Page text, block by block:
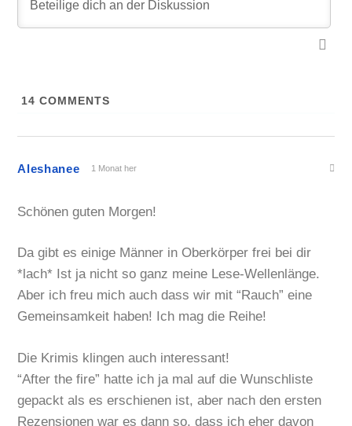
14 COMMENTS
Aleshanee 1 Monat her
Schönen guten Morgen!
Da gibt es einige Männer in Oberkörper frei bei dir
*lach* Ist ja nicht so ganz meine Lese-Wellenlänge.
Aber ich freu mich auch dass wir mit “Rauch” eine
Gemeinsamkeit haben! Ich mag die Reihe!
Die Krimis klingen auch interessant!
“After the fire” hatte ich ja mal auf die Wunschliste
gepackt als es erschienen ist, aber nach den ersten
Rezensionen war es dann so, dass ich eher davon